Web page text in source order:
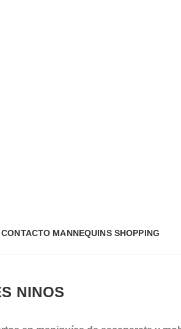
CONTACTO MANNEQUINS SHOPPING
NINOS